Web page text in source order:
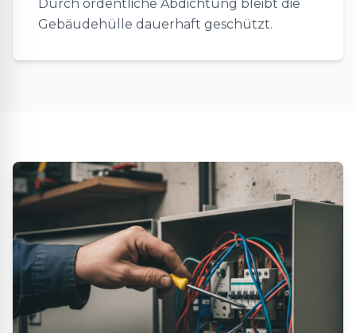
Durch ordentliche Abdichtung bleibt die
Gebäudehülle dauerhaft geschützt.